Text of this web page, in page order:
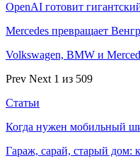
OpenAI готовит
Mercedes превращает
Volkswagen, BMW и
Prev Next 1 из 509
Статьи
Когда нужен мобильный
Гараж, сарай, старый дом: